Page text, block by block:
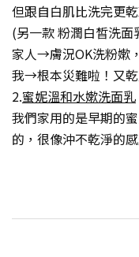
但跟自白肌比洗完更
(另一款 粉潤白皙洗面
家人→膚況OK洗粉嫰
我→根本災難啦！又
2.蜜妮溫和水嫰洗面乳
我們家用的是早期的
的，很像沖不乾淨的